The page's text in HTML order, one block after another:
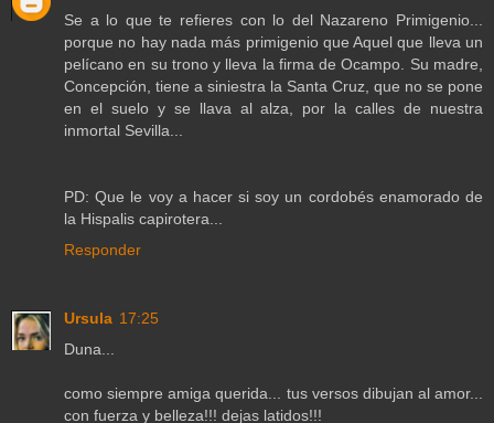
Se a lo que te refieres con lo del Nazareno Primigenio...
porque no hay nada más primigenio que Aquel que lleva un
pelícano en su trono y lleva la firma de Ocampo. Su madre,
Concepción, tiene a siniestra la Santa Cruz, que no se pone
en el suelo y se llava al alza, por la calles de nuestra
inmortal Sevilla...
PD: Que le voy a hacer si soy un cordobés enamorado de
la Hispalis capirotera...
Responder
Ursula 17:25
Duna...
como siempre amiga querida... tus versos dibujan al amor...
con fuerza y belleza!!! dejas latidos!!!